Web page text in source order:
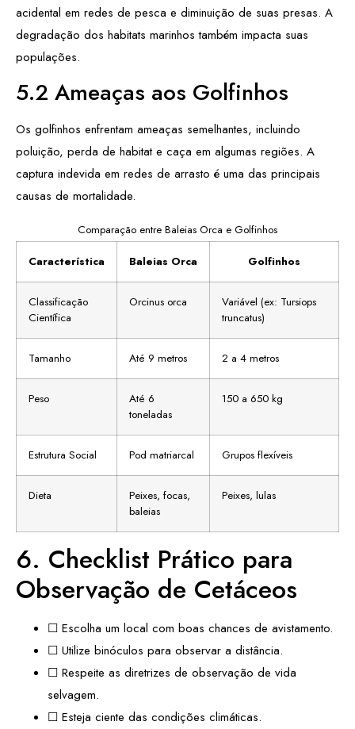
acidental em redes de pesca e diminuição de suas presas. A
degradação dos habitats marinhos também impacta suas
populações.
5.2 Ameaças aos Golfinhos
Os golfinhos enfrentam ameaças semelhantes, incluindo
poluição, perda de habitat e caça em algumas regiões. A
captura indevida em redes de arrasto é uma das principais
causas de mortalidade.
Comparação entre Baleias Orca e Golfinhos
Característica Baleias Orca Golfinhos
Classificação
Científica
Orcinus orca
Variável (ex: Tursiops
truncatus)
Tamanho Até 9 metros 2 a 4 metros
Peso
Até 6
toneladas
150 a 650 kg
Estrutura Social Pod matriarcal Grupos flexíveis
Dieta
Peixes, focas,
baleias
Peixes, lulas
6. Checklist Prático para
Observação de Cetáceos
☐ Escolha um local com boas chances de avistamento.
☐ Utilize binóculos para observar a distância.
☐ Respeite as diretrizes de observação de vida
selvagem.
☐ Esteja ciente das condições climáticas.